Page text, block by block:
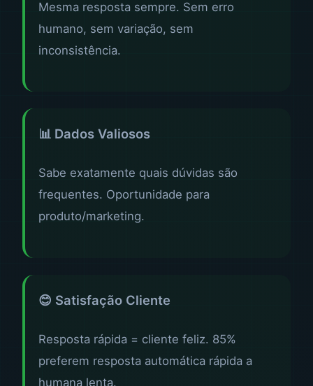
Mesma resposta sempre. Sem erro
humano, sem variação, sem
inconsistência.
📊 Dados Valiosos
Sabe exatamente quais dúvidas são
frequentes. Oportunidade para
produto/marketing.
😊 Satisfação Cliente
Resposta rápida = cliente feliz. 85%
preferem resposta automática rápida a
humana lenta.